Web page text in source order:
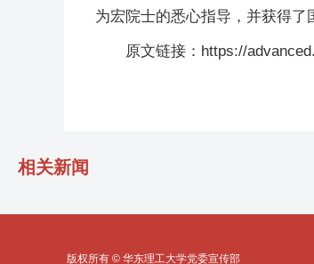
为宏院士的悉心指导，并获得了
原文链接：https://
相关新闻
版权所有 © 华东理工大学党委宣传部